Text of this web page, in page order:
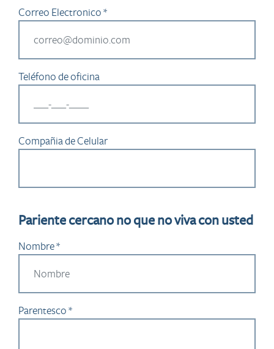
Correo Electronico *
Teléfono de oficina
Compañia de Celular
Pariente cercano no que no viva con usted
Nombre *
Parentesco *